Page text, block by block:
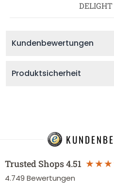
DELIGHT
Kundenbewertungen
Produktsicherheit
Trusted Shops4.51
4.749 Bewertungen